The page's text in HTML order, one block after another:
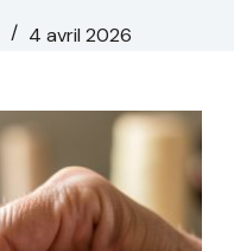
4 avril 2026